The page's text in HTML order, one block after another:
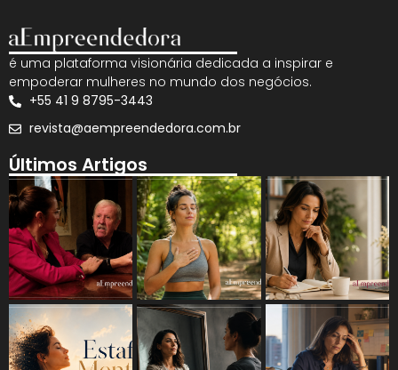
é uma plataforma visionária dedicada a inspirar e
empoderar mulheres no mundo dos negócios.
+55 41 9 8795-3443
revista@aempreendedora.com.br
Últimos Artigos